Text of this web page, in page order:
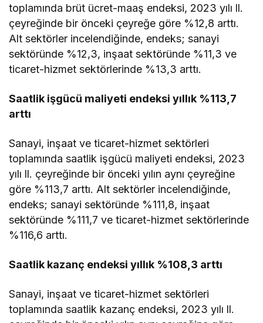
toplamında brüt ücret-maaş endeksi, 2023 yılı ll.
çeyreğinde bir önceki çeyreğe göre %12,8 arttı.
Alt sektörler incelendiğinde, endeks; sanayi
sektöründe %12,3, inşaat sektöründe %11,3 ve
ticaret-hizmet sektörlerinde %13,3 arttı.
Saatlik işgücü maliyeti endeksi yıllık %113,7
arttı
Sanayi, inşaat ve ticaret-hizmet sektörleri
toplamında saatlik işgücü maliyeti endeksi, 2023
yılı ll. çeyreğinde bir önceki yılın aynı çeyreğine
göre %113,7 arttı. Alt sektörler incelendiğinde,
endeks; sanayi sektöründe %111,8, inşaat
sektöründe %111,7 ve ticaret-hizmet sektörlerinde
%116,6 arttı.
Saatlik kazanç endeksi yıllık %108,3 arttı
Sanayi, inşaat ve ticaret-hizmet sektörleri
toplamında saatlik kazanç endeksi, 2023 yılı ll.